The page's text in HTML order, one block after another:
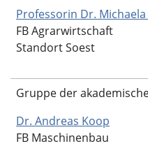
Professorin Dr.
FB Agrarwirtschaft
Standort Soest
Gruppe der
Dr. Andreas Koop
FB Maschinenbau